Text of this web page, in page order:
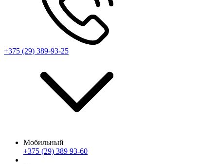
+375 (29) 389-93-25
Мобильный
+375 (29) 389 93-60